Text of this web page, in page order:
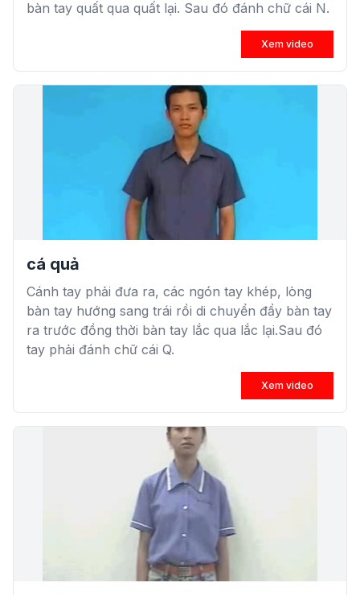
bàn tay quất qua quất lại. Sau đó đánh chữ cái N.
Xem video
cá quả
Cánh tay phải đưa ra, các ngón tay khép, lòng
bàn tay hướng sang trái rồi di chuyển đẩy bàn tay
ra trước đồng thời bàn tay lắc qua lắc lại.Sau đó
tay phải đánh chữ cái Q.
Xem video